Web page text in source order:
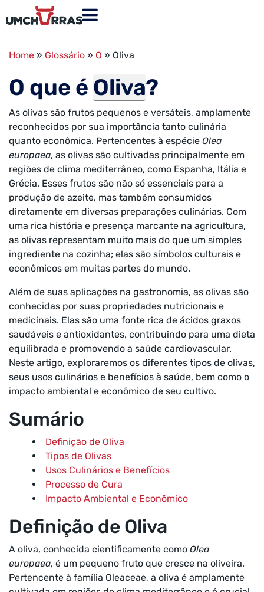
Home » Glossário » O » Oliva
O que é Oliva?
As olivas são frutos pequenos e versáteis, amplamente
reconhecidos por sua importância tanto culinária
quanto econômica. Pertencentes à espécie Olea
europaea, as olivas são cultivadas principalmente em
regiões de clima mediterrâneo, como Espanha, Itália e
Grécia. Esses frutos são não só essenciais para a
produção de azeite, mas também consumidos
diretamente em diversas preparações culinárias. Com
uma rica história e presença marcante na agricultura,
as olivas representam muito mais do que um simples
ingrediente na cozinha; elas são símbolos culturais e
econômicos em muitas partes do mundo.
Além de suas aplicações na gastronomia, as olivas são
conhecidas por suas propriedades nutricionais e
medicinais. Elas são uma fonte rica de ácidos graxos
saudáveis e antioxidantes, contribuindo para uma dieta
equilibrada e promovendo a saúde cardiovascular.
Neste artigo, exploraremos os diferentes tipos de olivas,
seus usos culinários e benefícios à saúde, bem como o
impacto ambiental e econômico de seu cultivo.
Sumário
Definição de Oliva
Tipos de Olivas
Usos Culinários e Benefícios
Processo de Cura
Impacto Ambiental e Econômico
Definição de Oliva
A oliva, conhecida cientificamente como Olea
europaea, é um pequeno fruto que cresce na oliveira.
Pertencente à família Oleaceae, a oliva é amplamente